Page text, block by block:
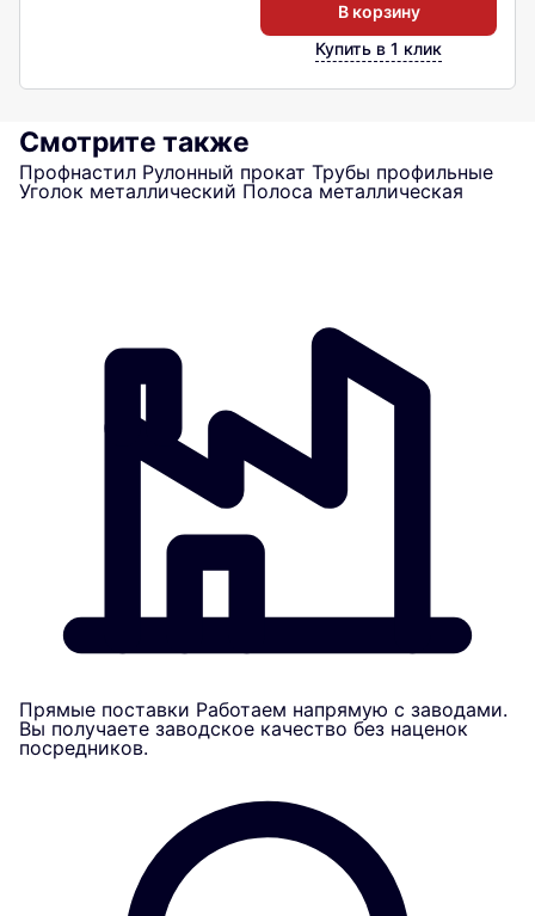
В корзину
Купить в 1 клик
Смотрите также
Профнастил Рулонный прокат Трубы профильные
Уголок металлический Полоса металлическая
Прямые поставки Работаем напрямую с заводами.
Вы получаете заводское качество без наценок
посредников.